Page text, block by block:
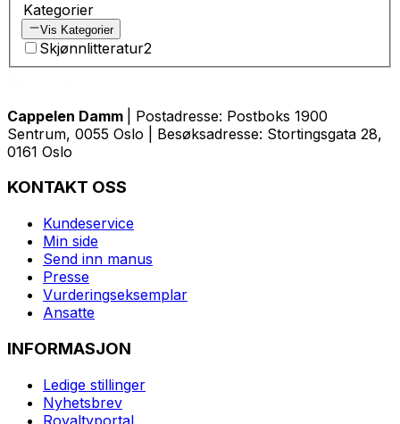
Kategorier
Vis Kategorier
Skjønnlitteratur2
Cappelen Damm
| Postadresse: Postboks 1900
Sentrum, 0055 Oslo | Besøksadresse: Stortingsgata 28,
0161 Oslo
KONTAKT OSS
Kundeservice
Min side
Send inn manus
Presse
Vurderingseksemplar
Ansatte
INFORMASJON
Ledige stillinger
Nyhetsbrev
Royaltyportal